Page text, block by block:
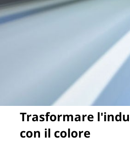
Trasformare
con il colore